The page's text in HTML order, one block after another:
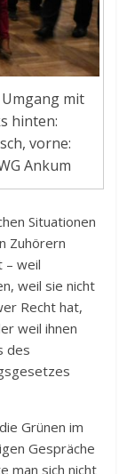
mit
hinten:
vorne:
Ankum
Situationen
Zuhörern
– weil
weil sie nicht
Recht hat,
weil ihnen
des
Grünen im
Gespräche
man sich nicht